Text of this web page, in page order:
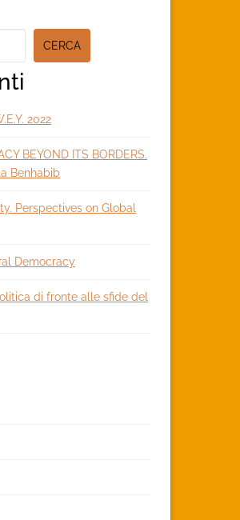
CERCA
2022
BEYOND ITS BORDERS.
Benhabib
Perspectives on Global
Democracy
di fronte alle sfide del